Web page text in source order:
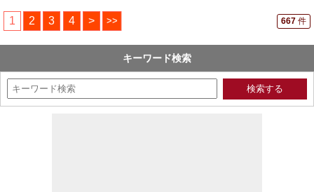
1 2 3 4 > >> 667 件
キーワード検索